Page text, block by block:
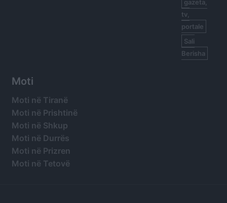
gazeta,
tv,
portale
Sali
Berisha
Moti
Moti në Tiranë
Moti në Prishtinë
Moti në Shkup
Moti në Durrës
Moti në Prizren
Moti në Tetovë